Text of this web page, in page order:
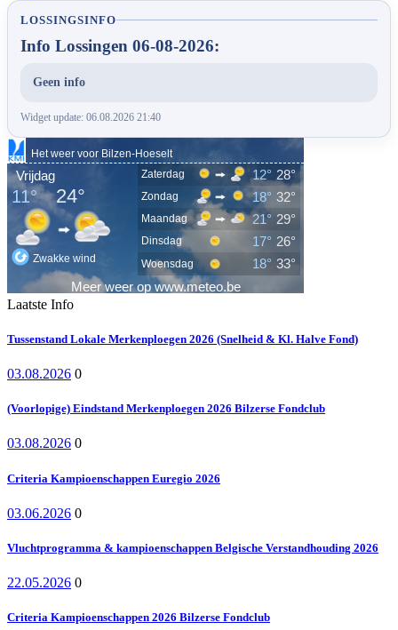
LOSSINGSINFO
Info Lossingen 06-08-2026:
Geen info
Widget update: 06.08.2026 21:40
Laatste Info
Tussenstand Lokale Merkenploegen 2026 (Snelheid & Kl. Halve Fond)
03.08.2026 0
(Voorlopige) Eindstand Merkenploegen 2026 Bilzerse Fondclub
03.08.2026 0
Criteria Kampioenschappen Euregio 2026
03.06.2026 0
Vluchtprogramma & kampioenschappen Belgische Verstandhouding 2026
22.05.2026 0
Criteria Kampioenschappen 2026 Bilzerse Fondclub